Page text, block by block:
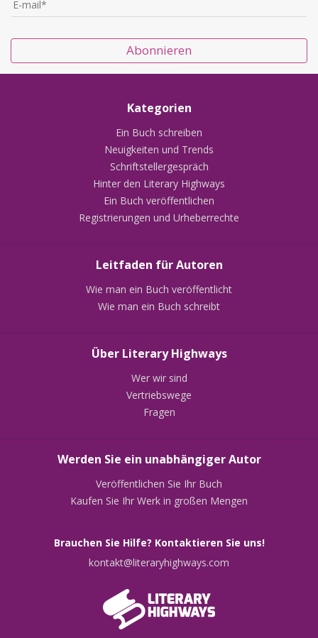
Abonnieren
Kategorien
Ein Buch schreiben
Neuigkeiten und Trends
Schriftstellergespräch
Hinter den Literary Highways
Ein Buch veröffentlichen
Registrierungen und Urheberrechte
Leitfaden für Autoren
Wie man ein Buch veröffentlicht
Wie man ein Buch schreibt
Über Literary Highways
Wer wir sind
Vertriebswege
Fragen
Werden Sie ein unabhängiger Autor
Veröffentlichen Sie Ihr Buch
Kaufen Sie Ihr Werk in großen Mengen
Brauchen Sie Hilfe? Kontaktieren Sie uns!
kontakt@literaryhighways.com